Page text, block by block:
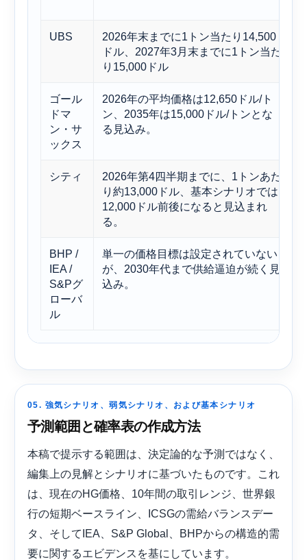
UBS
2026年末までに1トン当たり14,500
ドル、2027年3月末までに1トン当た
り15,000ドル
ゴール
ドマ
ン・サ
ックス
2026年の平均価格は12,650ドル/ト
ン、2035年は15,000ドル/トンとな
る見込み。
シティ
2026年第4四半期までに、1トンあた
り約13,000ドル、基本シナリオでは
12,000ドル前後になると見込まれ
る。
BHP /
IEA /
S&Pグ
ローバ
ル
単一の価格目標は設定されていない
が、2030年代まで供給逼迫が続く見
込み。
05. 強気シナリオ、弱気シナリオ、および基本シナリオ
予測範囲と確率表の作成方法
本稿で提示する範囲は、決定論的な予測ではなく、
編集上の見解とシナリオに基づいたものです。これ
は、現在のHG価格、10年間の取引レンジ、世界銀
行の短期ベースライン、ICSGの需給バランスデー
タ、そしてIEA、S&P Global、BHPからの構造的需
要に関するエビデンスを基にしています。